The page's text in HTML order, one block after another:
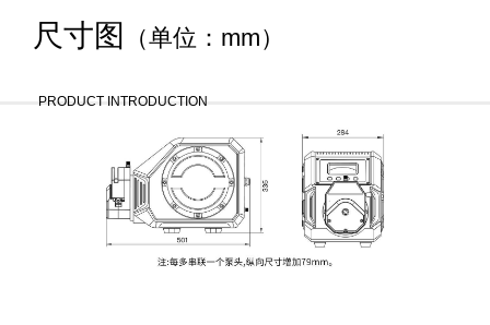
尺寸图 （单位：mm）
PRODUCT INTRODUCTION